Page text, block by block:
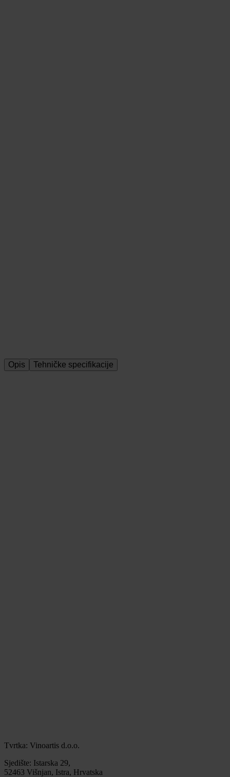
Opis Tehničke specifikacije
Tvrtka: Vinoartis d.o.o.
Sjedište: Istarska 29,
52463 Višnjan, Istra, Hrvatska